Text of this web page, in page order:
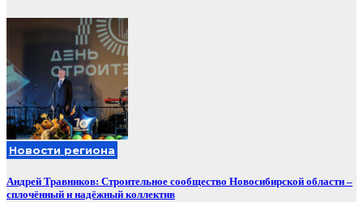
Новости региона
Андрей Травников: Строительное сообщество Новосибирской области –
сплочённый и надёжный коллектив